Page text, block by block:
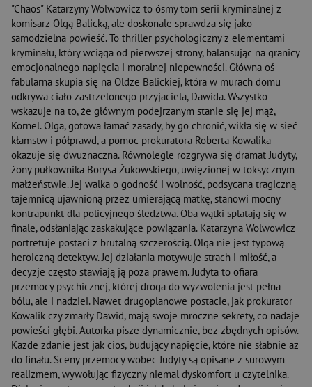
"Chaos" Katarzyny Wolwowicz to ósmy tom serii kryminalnej z
komisarz Olgą Balicką, ale doskonale sprawdza się jako
samodzielna powieść. To thriller psychologiczny z elementami
kryminału, który wciąga od pierwszej strony, balansując na granicy
emocjonalnego napięcia i moralnej niepewności. Główna oś
fabularna skupia się na Oldze Balickiej, która w murach domu
odkrywa ciało zastrzelonego przyjaciela, Dawida. Wszystko
wskazuje na to, że głównym podejrzanym stanie się jej mąż,
Kornel. Olga, gotowa łamać zasady, by go chronić, wikła się w sieć
kłamstw i półprawd, a pomoc prokuratora Roberta Kowalika
okazuje się dwuznaczna. Równolegle rozgrywa się dramat Judyty,
żony pułkownika Borysa Żukowskiego, uwięzionej w toksycznym
małżeństwie. Jej walka o godność i wolność, podsycana tragiczną
tajemnicą ujawnioną przez umierającą matkę, stanowi mocny
kontrapunkt dla policyjnego śledztwa. Oba wątki splatają się w
finale, odsłaniając zaskakujące powiązania. Katarzyna Wolwowicz
portretuje postaci z brutalną szczerością. Olga nie jest typową
heroiczną detektyw. Jej działania motywuje strach i miłość, a
decyzje często stawiają ją poza prawem. Judyta to ofiara
przemocy psychicznej, której droga do wyzwolenia jest pełna
bólu, ale i nadziei. Nawet drugoplanowe postacie, jak prokurator
Kowalik czy zmarły Dawid, mają swoje mroczne sekrety, co nadaje
powieści głębi. Autorka pisze dynamicznie, bez zbędnych opisów.
Każde zdanie jest jak cios, budujący napięcie, które nie słabnie aż
do finału. Sceny przemocy wobec Judyty są opisane z surowym
realizmem, wywołując fizyczny niemal dyskomfort u czytelnika.